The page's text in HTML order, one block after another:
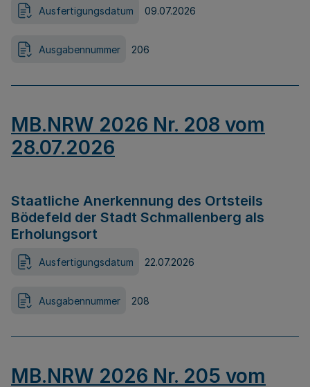
Ausfertigungsdatum 09.07.2026
Ausgabennummer 206
MB.NRW 2026 Nr. 208 vom
28.07.2026
Staatliche Anerkennung des Ortsteils
Bödefeld der Stadt Schmallenberg als
Erholungsort
Ausfertigungsdatum 22.07.2026
Ausgabennummer 208
MB.NRW 2026 Nr. 205 vom